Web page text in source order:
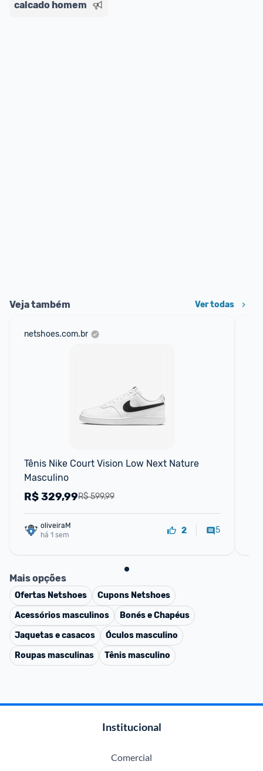
calcado homem
Veja também Ver todas
netshoes.com.br
Tênis Nike Court Vision Low Next Nature
Masculino
R$ 599,99
R$329,99
oliveiraM
há 1 sem
2 5
Mais opções
Ofertas Netshoes Cupons Netshoes
Acessórios masculinos
Bonés e Chapéus
Jaquetas e casacos
Óculos masculino
Roupas masculinas
Tênis masculino
Institucional
Comercial